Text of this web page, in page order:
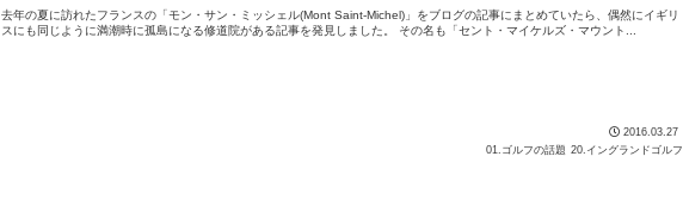
去年の夏に訪れたフランスの「モン・サン・ミッシェル(Mont Saint-Michel)」をブログの記事にまとめていたら、偶然にイギリ
スにも同じように満潮時に孤島になる修道院がある記事を発見しました。 その名も「セント・マイケルズ・マウント...
2016.03.27
01.ゴルフの話題 20.イングランドゴルフ